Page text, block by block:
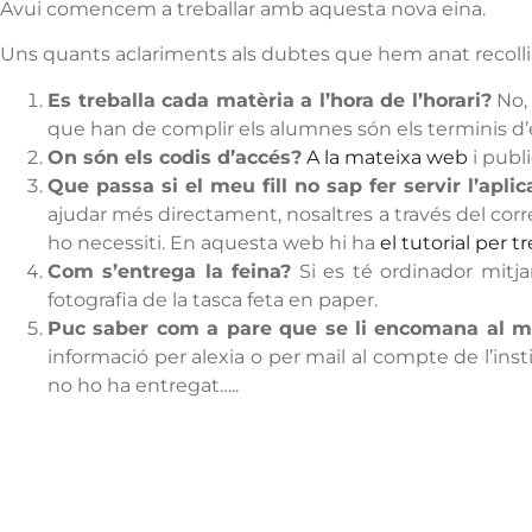
Avui comencem a treballar amb aquesta nova eina.
Uns quants aclariments als dubtes que hem anat
Es treballa cada matèria a l’hora de l’horari?No,
que han de complir els alumnes són els terminis
On són els codis d’accés? A la mateixa web i
Que passa si el meu fill no sap fer servir
ajudar més directament, nosaltres a través del
ho necessiti. En aquesta web hi ha el tutorial per
Com s’entrega la feina? Si es té ordinador
fotografia de la tasca feta en paper.
Puc saber com a pare que se li encomana al
informació per alexia o per mail al compte de
no ho ha entregat…..